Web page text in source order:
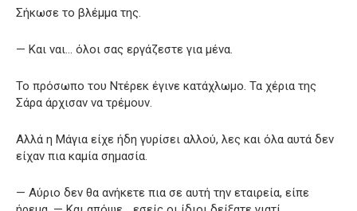
Σήκωσε το βλέμμα της.
— Και ναι… όλοι σας εργάζεστε για μένα.
Το πρόσωπο του Ντέρεκ έγινε κατάχλωμο. Τα χέρια της
Σάρα άρχισαν να τρέμουν.
Αλλά η Μάγια είχε ήδη γυρίσει αλλού, λες και όλα αυτά δεν
είχαν πια καμία σημασία.
— Αύριο δεν θα ανήκετε πια σε αυτή την εταιρεία, είπε